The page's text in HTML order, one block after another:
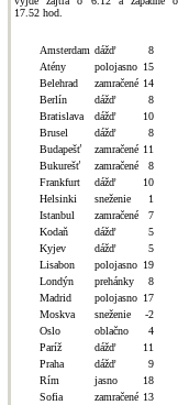
17.52 hod.
Amsterdam dážď
8
Atény
polojasno 15
Belehrad
zamračené 14
Berlín
dážď
8
Bratislava
dážď
10
Brusel
dážď
8
Budapešť
zamračené 11
Bukurešť
zamračené
8
Frankfurt
dážď
10
Helsinki
sneženie
1
Istanbul
zamračené
7
Kodaň
dážď
5
Kyjev
dážď
5
Lisabon
polojasno 19
Londýn
prehánky
8
Madrid
polojasno 17
Moskva
sneženie
-2
Oslo
oblačno
4
Paríž
dážď
11
Praha
dážď
9
Rím
jasno
18
Sofia
zamračené 13